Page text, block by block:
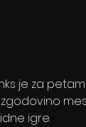
je za
igre.